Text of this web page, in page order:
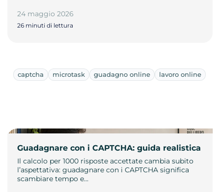
24 maggio 2026
26 minuti di lettura
captcha microtask guadagno online lavoro online
Guadagnare con i CAPTCHA: guida realistica
Il calcolo per 1000 risposte accettate cambia subito
l’aspettativa: guadagnare con i CAPTCHA significa
scambiare tempo e…